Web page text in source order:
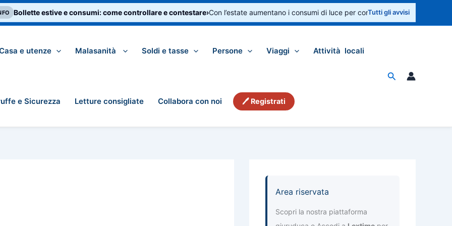
Bollette estive e consumi: come controllare e contestare›Con l’estate aumentano i consumi di luce per condizionatori e ventilatori.
Tutti gli avvisi
e utenze Malasanità Soldi e tasse Persone Viaggi Attività locali
e Sicurezza Letture consigliate Collabora con noi 🖊 Registrati
Cerca
Area riservata
Scopri la nostra piattaforma